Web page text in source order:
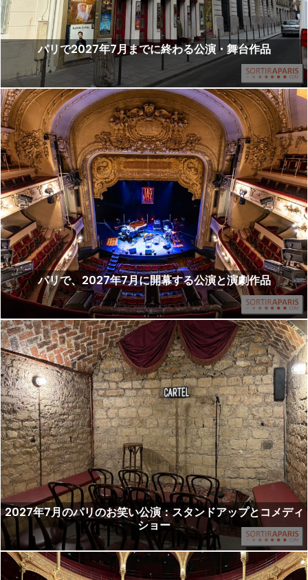
パリで2027年7月までに終わる公演・舞台作品
パリで、2027年7月に開幕する公演と演劇作品
2027年7月のパリのお笑い公演：スタンドアップとコメディ
ショー